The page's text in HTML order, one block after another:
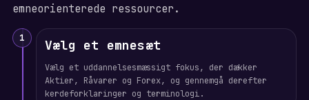
emneorienterede ressourcer.
1 Vælg et emnesæt
Vælg et uddannelsesmæssigt fokus, der dækker
Aktier, Råvarer og Forex, og gennemgå derefter
kerdeforklaringer og terminologi.